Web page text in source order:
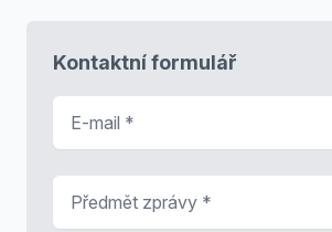
Kontaktní formulář